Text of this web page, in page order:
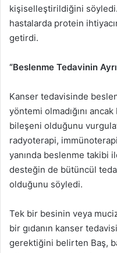
kişiselleştirildiğini
hastalarda protein
getirdi.
“Beslenme Tedavinin
Kanser tedavisinde
yöntemi olmadığını
bileşeni olduğunu
radyoterapi,
yanında beslenme takibi
desteğin de bütüncül
olduğunu söyledi.
Tek bir besinin veya
bir gıdanın kanser
gerektiğini belirten Baş,